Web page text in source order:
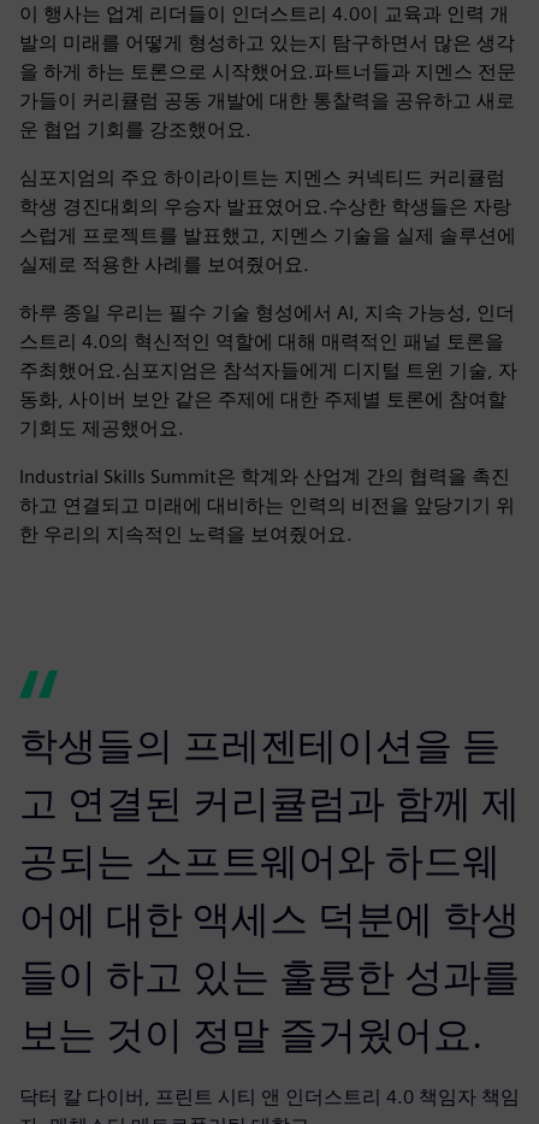
이 행사는 업계 리더들이 인더스트리 4.0이 교육과 인력 개
발의 미래를 어떻게 형성하고 있는지 탐구하면서 많은 생각
을 하게 하는 토론으로 시작했어요.파트너들과 지멘스 전문
가들이 커리큘럼 공동 개발에 대한 통찰력을 공유하고 새로
운 협업 기회를 강조했어요.
심포지엄의 주요 하이라이트는 지멘스 커넥티드 커리큘럼
학생 경진대회의 우승자 발표였어요.수상한 학생들은 자랑
스럽게 프로젝트를 발표했고, 지멘스 기술을 실제 솔루션에
실제로 적용한 사례를 보여줬어요.
하루 종일 우리는 필수 기술 형성에서 AI, 지속 가능성, 인더
스트리 4.0의 혁신적인 역할에 대해 매력적인 패널 토론을
주최했어요.심포지엄은 참석자들에게 디지털 트윈 기술, 자
동화, 사이버 보안 같은 주제에 대한 주제별 토론에 참여할
기회도 제공했어요.
Industrial Skills Summit은 학계와 산업계 간의 협력을 촉진
하고 연결되고 미래에 대비하는 인력의 비전을 앞당기기 위
한 우리의 지속적인 노력을 보여줬어요.
학생들의 프레젠테이션을 듣
고 연결된 커리큘럼과 함께 제
공되는 소프트웨어와 하드웨
어에 대한 액세스 덕분에 학생
들이 하고 있는 훌륭한 성과를
보는 것이 정말 즐거웠어요.
닥터 칼 다이버, 프린트 시티 앤 인더스트리 4.0 책임자 책임